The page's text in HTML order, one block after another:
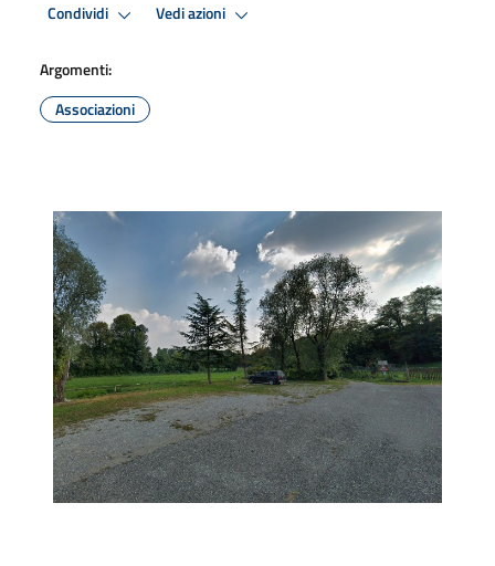
Condividi Vedi azioni
Argomenti:
Associazioni